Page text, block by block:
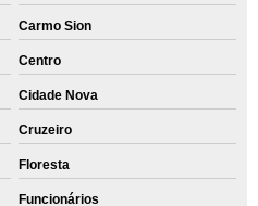
Carmo Sion
Centro
Cidade Nova
Cruzeiro
Floresta
Funcionários